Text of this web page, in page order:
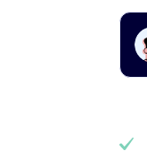
l
p
n